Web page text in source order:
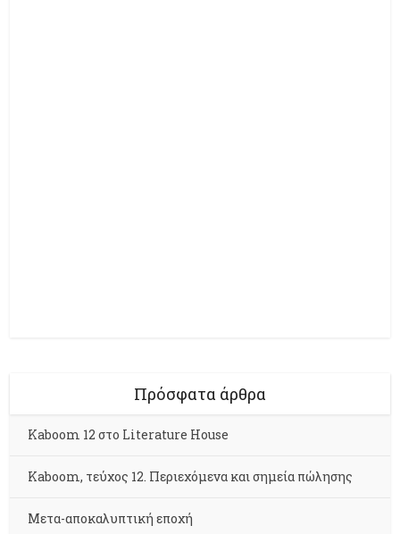
Πρόσφατα άρθρα
Kaboom 12 στο Literature House
Kaboom, τεύχος 12. Περιεχόμενα και σημεία πώλησης
Μετα-αποκαλυπτική εποχή